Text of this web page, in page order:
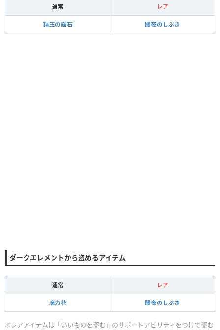
通常 レア
精王の輝石 闇夜のしぶき
ダークエレメントから盗めるアイテム
通常 レア
魔力花 闇夜のしぶき
※レアアイテムは「いいものを盗む」のサポートアビリティをつけて盗む